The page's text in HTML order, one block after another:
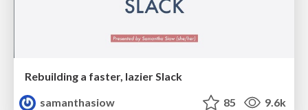
Rebuilding a faster, lazier Slack
samanthasiow
85 9.6k